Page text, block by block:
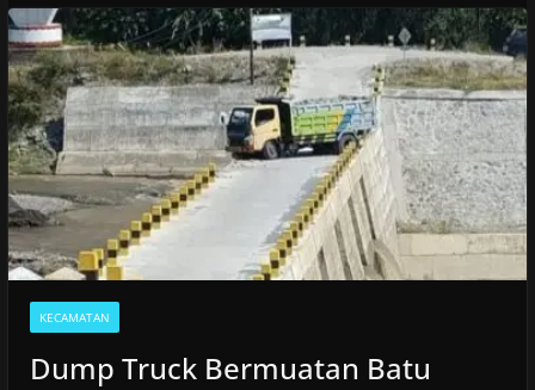
KECAMATAN
Dump Truck Bermuatan Batu